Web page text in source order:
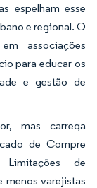
espelham esse
e regional. O
associações
para educar os
e gestão de
mas carrega
de Compre
de
menos varejistas